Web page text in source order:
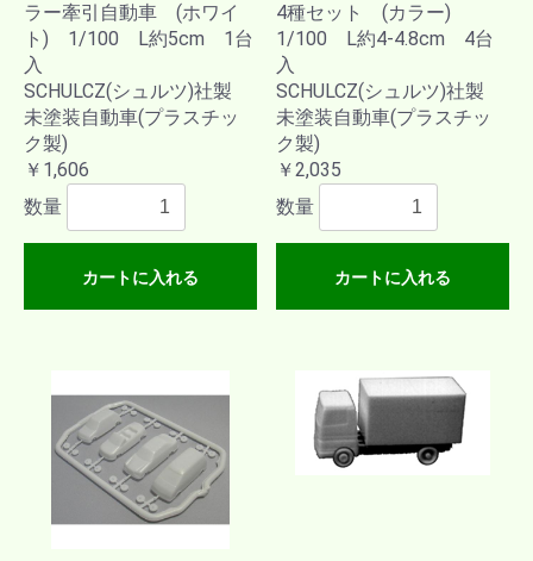
ラー牽引自動車 (ホワイ
ト) 1/100 L約5cm 1台
入
SCHULCZ(シュルツ)社製
未塗装自動車(プラスチッ
ク製)
￥1,606
数量
カートに入れる
4種セット (カラー)
1/100 L約4-4.8cm 4台
入
SCHULCZ(シュルツ)社製
未塗装自動車(プラスチッ
ク製)
￥2,035
数量
カートに入れる